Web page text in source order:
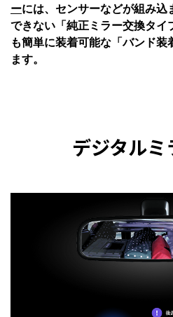
ーには、センサーなどが組み
できない「純正ミラー交換タイ
も簡単に装着可能な「バンド
ます。
デジタル